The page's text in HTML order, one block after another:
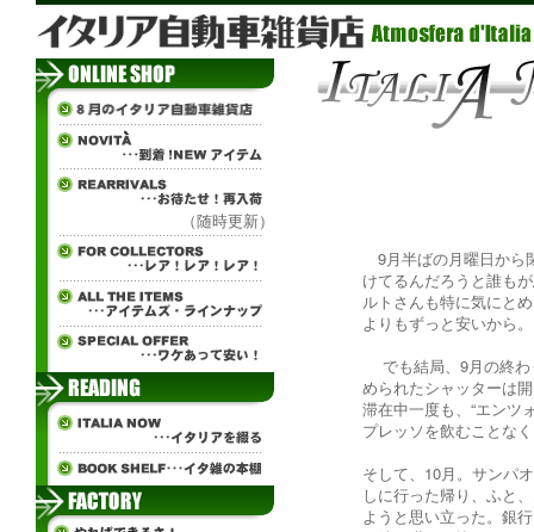
（随時更新）
9月半ばの月曜日から
けてるんだろうと誰も
ルトさんも特に気にと
よりもずっと安いから。
でも結局、9月の終わ
められたシャッターは
滞在中一度も、“エンツ
プレッソを飲むことな
そして、10月。サンパ
しに行った帰り、ふと
ようと思い立った。銀